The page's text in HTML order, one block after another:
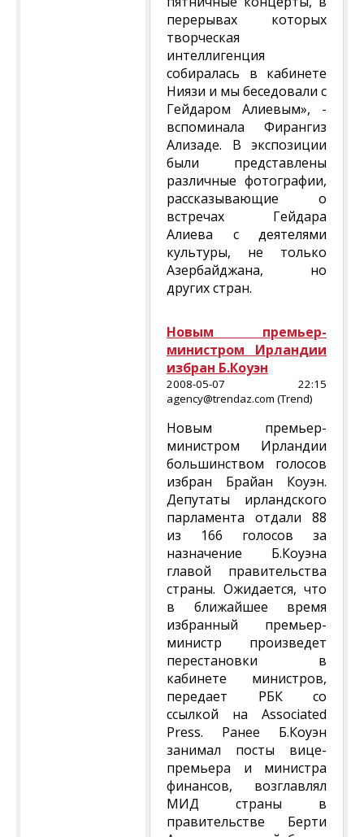
перерывах которых
творческая
интеллигенция
собиралась в кабинете
Ниязи и мы беседовали с
Гейдаром Алиевым», -
вспоминала Фирангиз
Ализаде. В экспозиции
были представлены
различные фотографии,
рассказывающие о
встречах Гейдара
Алиева с деятелями
культуры, не только
Азербайджана, но
других стран.
Новым премьер-
министром Ирландии
избран Б.Коуэн
2008-05-07 22:15
agency@trendaz.com (Trend)
Новым премьер-
министром Ирландии
большинством голосов
избран Брайан Коуэн.
Депутаты ирландского
парламента отдали 88
из 166 голосов за
назначение Б.Коуэна
главой правительства
страны. Ожидается, что
в ближайшее время
избранный премьер-
министр произведет
перестановки в
кабинете министров,
передает РБК со
ссылкой на Associated
Press. Ранее Б.Коуэн
занимал посты вице-
премьера и министра
финансов, возглавлял
МИД страны в
правительстве Берти